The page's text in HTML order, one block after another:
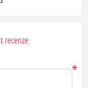
recenze
*